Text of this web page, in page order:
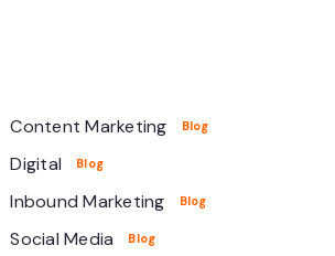
Content Marketing
Digital
Inbound Marketing
Social Media